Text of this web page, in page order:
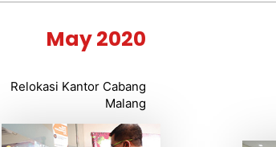
May 2020
Relokasi Kantor Cabang
Malang